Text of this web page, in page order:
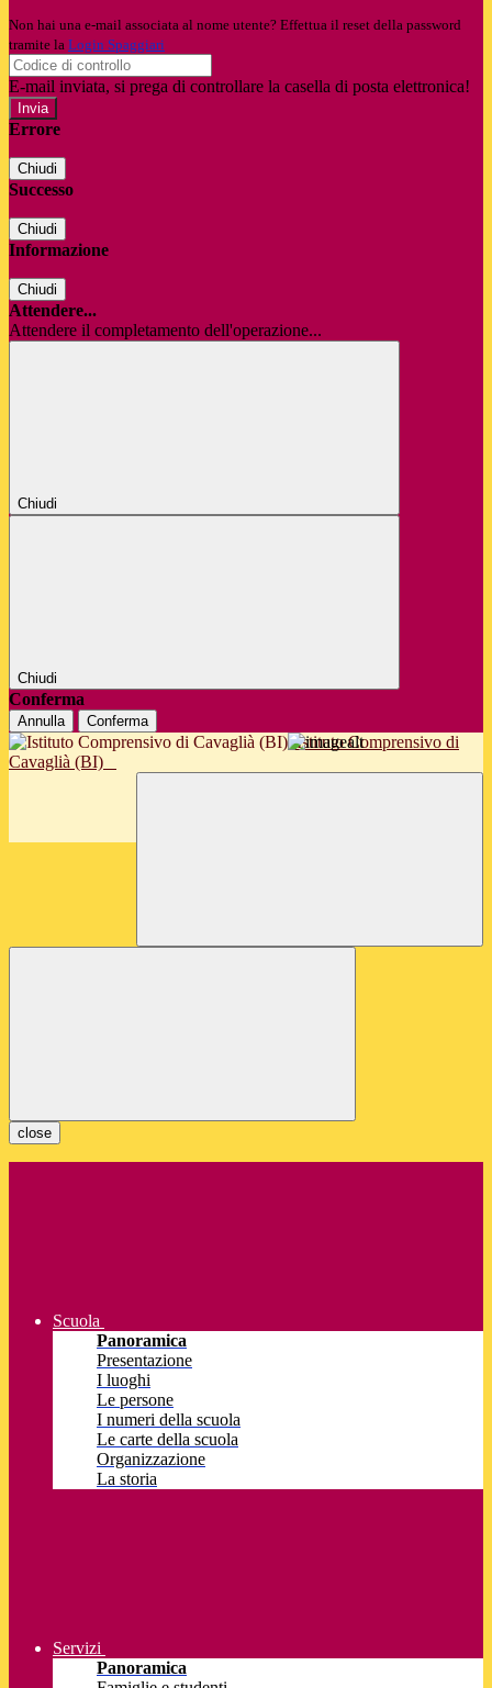
Non hai una e-mail associata al nome utente? Effettua il reset della password
tramite la Login Spaggiari
E-mail inviata, si prega di controllare la casella di posta elettronica!
Errore
Chiudi
Successo
Chiudi
Informazione
Chiudi
Attendere...
Attendere il completamento dell'operazione...
Chiudi
Chiudi
Conferma
Annulla Conferma
Istituto Comprensivo di
Cavaglià (BI)
close
Scuola
Panoramica
Presentazione
I luoghi
Le persone
I numeri della scuola
Le carte della scuola
Organizzazione
La storia
Servizi
Panoramica